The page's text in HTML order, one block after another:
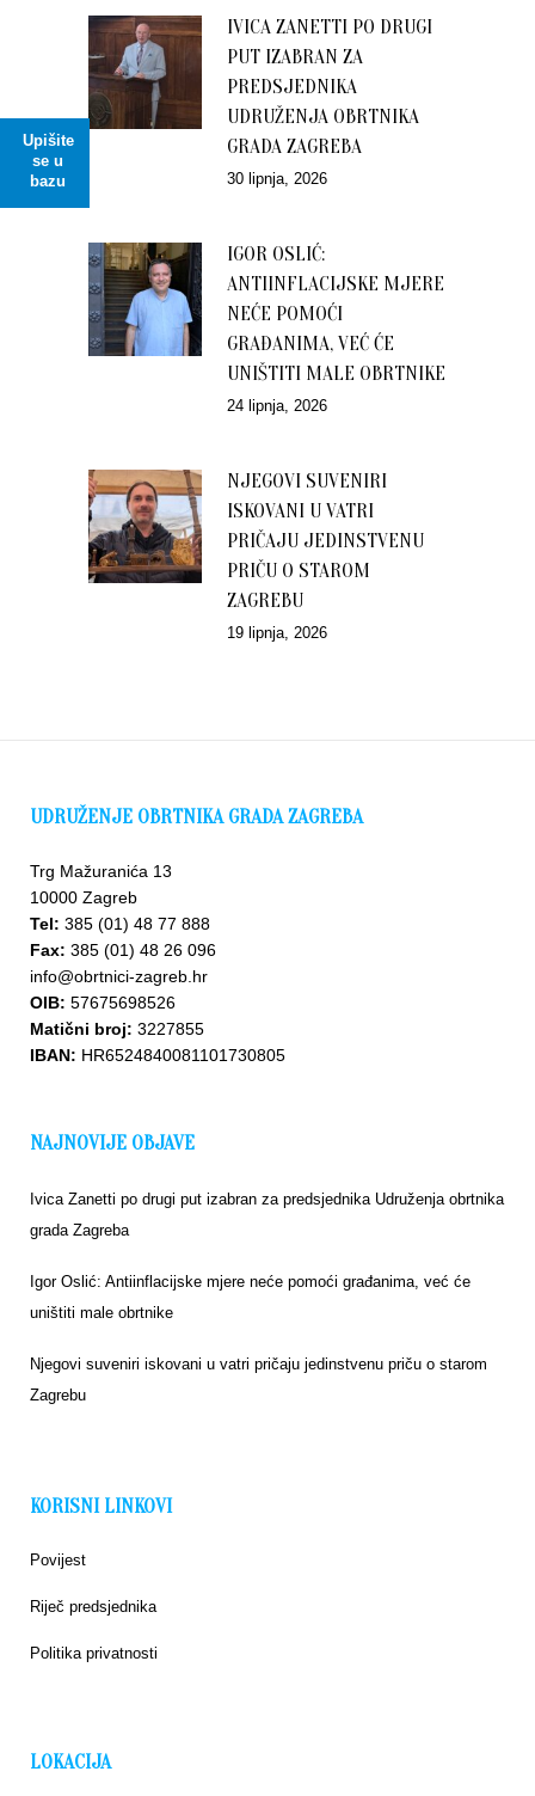
Upišite
se u
bazu
IVICA ZANETTI PO DRUGI
PUT IZABRAN ZA
PREDSJEDNIKA
UDRUŽENJA OBRTNIKA
GRADA ZAGREBA
30 lipnja, 2026
IGOR OSLIĆ:
ANTIINFLACIJSKE MJERE
NEĆE POMOĆI
GRAĐANIMA, VEĆ ĆE
UNIŠTITI MALE OBRTNIKE
24 lipnja, 2026
NJEGOVI SUVENIRI
ISKOVANI U VATRI
PRIČAJU JEDINSTVENU
PRIČU O STAROM
ZAGREBU
19 lipnja, 2026
UDRUŽENJE OBRTNIKA GRADA ZAGREBA
Trg Mažuranića 13
10000 Zagreb
Tel: 385 (01) 48 77 888
Fax: 385 (01) 48 26 096
info@obrtnici-zagreb.hr
OIB: 57675698526
Matični broj: 3227855
IBAN: HR6524840081101730805
NAJNOVIJE OBJAVE
Ivica Zanetti po drugi put izabran za predsjednika Udruženja obrtnika
grada Zagreba
Igor Oslić: Antiinflacijske mjere neće pomoći građanima, već će
uništiti male obrtnike
Njegovi suveniri iskovani u vatri pričaju jedinstvenu priču o starom
Zagrebu
KORISNI LINKOVI
Povijest
Riječ predsjednika
Politika privatnosti
LOKACIJA